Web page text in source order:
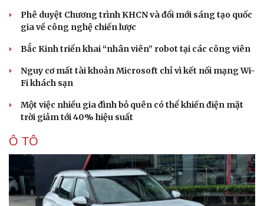
Phê duyệt Chương trình KHCN và đổi mới sáng tạo quốc
gia về công nghệ chiến lược
Bắc Kinh triển khai “nhân viên” robot tại các công viên
Nguy cơ mất tài khoản Microsoft chỉ vì kết nối mạng Wi-
Fi khách sạn
Một việc nhiều gia đình bỏ quên có thể khiến điện mặt
trời giảm tới 40% hiệu suất
Ô TÔ